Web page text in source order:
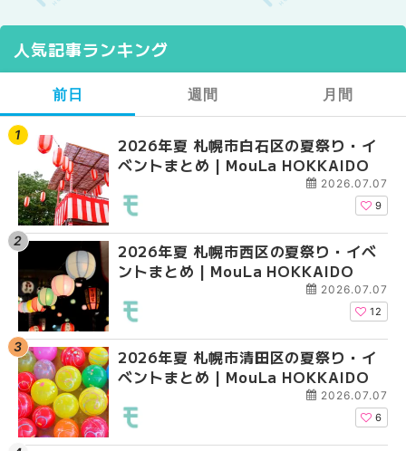
人気記事ランキング
前日
2026年夏 札幌市白石区の夏祭り・イ
ベントまとめ | MouLa HOKKAIDO
2026.07.07
9
2026年夏 札幌市西区の夏祭り・イベ
ントまとめ | MouLa HOKKAIDO
2026.07.07
12
2026年夏 札幌市清田区の夏祭り・イ
ベントまとめ | MouLa HOKKAIDO
2026.07.07
6
週間
2026年夏 札幌市西区
ントまとめ | MouLa
【2026年最新】札幌
ガーデン｜オープン日
大通公園から穴場テ
2026年夏 札幌市白石
ベントまとめ |
月間
【2026年最新】札幌
ガーデン｜オープン日
大通公園から穴場テ
2026年夏 札幌市北区
ントまとめ | MouLa
2026年夏 札幌市白石
ベントまとめ |